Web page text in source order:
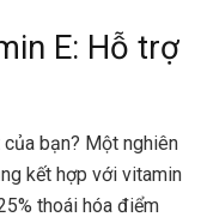
E: Hỗ trợ
bạn? Một nghiên
kết hợp với vitamin
thoái hóa điểm